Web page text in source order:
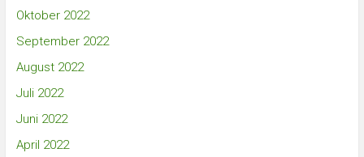
Oktober 2022
September 2022
August 2022
Juli 2022
Juni 2022
April 2022